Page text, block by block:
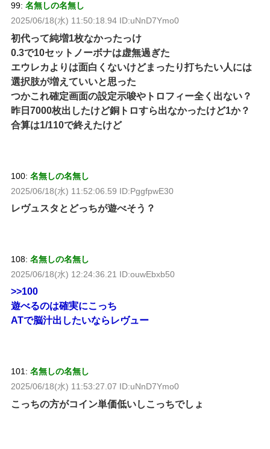
99: 名無しの名無し
2025/06/18(水) 11:50:18.94 ID:uNnD7Ymo0
初代って純増1枚なかったっけ
0.3で10セットノーボナは虚無過ぎた
エウレカよりは面白くないけどまったり打ちたい人には
選択肢が増えていいと思った
つかこれ確定画面の設定示唆やトロフィー全く出ない？
昨日7000枚出したけど銅トロすら出なかったけど1か？
合算は1/110で終えたけど
100: 名無しの名無し
2025/06/18(水) 11:52:06.59 ID:PggfpwE30
レヴュスタとどっちが遊べそう？
108: 名無しの名無し
2025/06/18(水) 12:24:36.21 ID:ouwEbxb50
>>100
遊べるのは確実にこっち
ATで脳汁出したいならレヴュー
101: 名無しの名無し
2025/06/18(水) 11:53:27.07 ID:uNnD7Ymo0
こっちの方がコイン単価低いしこっちでしょ